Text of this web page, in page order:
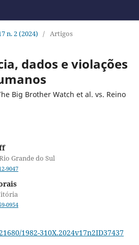
n. 2 (2024) / Artigos
dados e violações
Big Brother Watch et al. vs. Reino
Grande do Sul
9047
0954
1982-310X.2024v17n2ID37437